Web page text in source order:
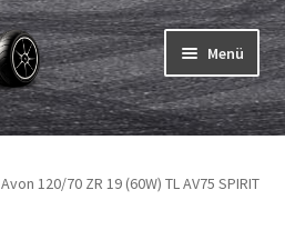
Menü
Avon 120/70 ZR 19 (60W) TL AV75 SPIRIT